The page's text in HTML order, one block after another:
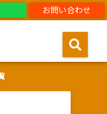
お問い合わせ